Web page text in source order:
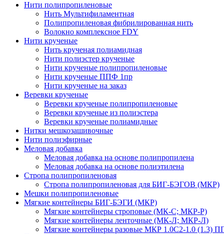
Нити полипропиленовые
Нить Мультифиламентная
Полипропиленовая фибрилированная нить
Волокно комплексное FDY
Нити крученые
Нить крученая полиамидная
Нити полиэстер крученые
Нити крученые полипропиленовые
Нити крученые ППФ 1пр
Нити крученые на заказ
Веревки крученые
Веревки крученые полипропиленовые
Веревки крученые из полиэстера
Веревки крученые полиамидные
Нитки мешкозашивочные
Нити полиэфирные
Меловая добавка
Меловая добавка на основе полипропилена
Меловая добавка на основе полиэтилена
Стропа полипропиленовая
Стропа полипропиленовая для БИГ-БЭГОВ (МКР)
Мешки полипропиленовые
Мягкие контейнеры БИГ-БЭГИ (МКР)
Мягкие контейнеры строповые (МК-С; МКР-Р)
Мягкие контейнеры ленточные (МК-Л; МКР-Л)
Мягкие контейнеры разовые МКР 1.0С2-1.0 (1.3)